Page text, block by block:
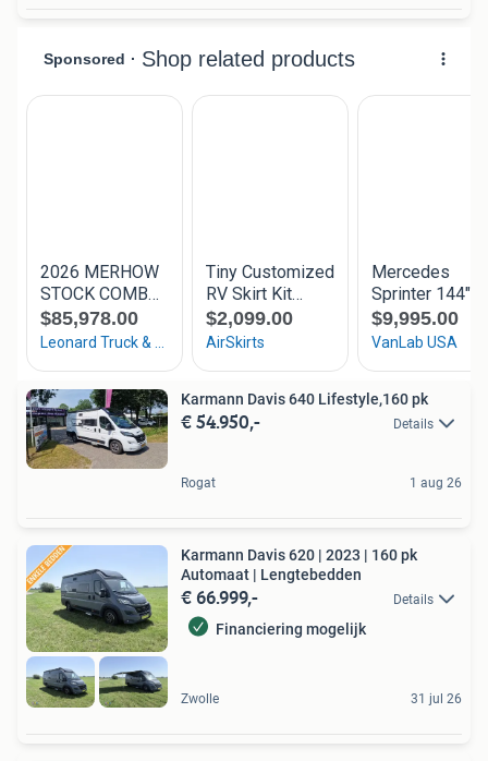
Karmann Davis 640 Lifestyle,160 pk
€ 54.950,- Details
Rogat 1 aug 26
Karmann Davis 620 | 2023 | 160 pk
Automaat | Lengtebedden
€ 66.999,- Details
Financiering mogelijk
Zwolle 31 jul 26